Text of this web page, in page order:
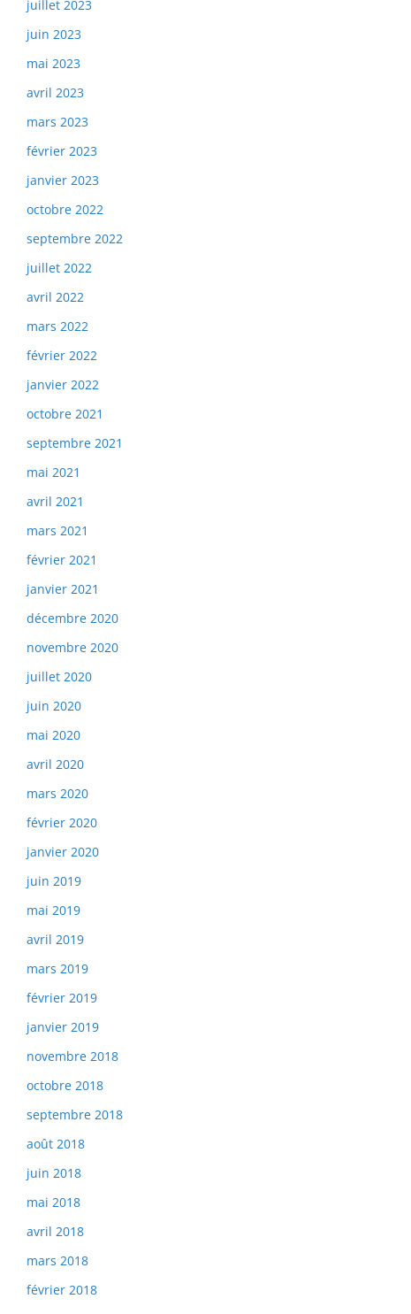
juillet 2023
juin 2023
mai 2023
avril 2023
mars 2023
février 2023
janvier 2023
octobre 2022
septembre 2022
juillet 2022
avril 2022
mars 2022
février 2022
janvier 2022
octobre 2021
septembre 2021
mai 2021
avril 2021
mars 2021
février 2021
janvier 2021
décembre 2020
novembre 2020
juillet 2020
juin 2020
mai 2020
avril 2020
mars 2020
février 2020
janvier 2020
juin 2019
mai 2019
avril 2019
mars 2019
février 2019
janvier 2019
novembre 2018
octobre 2018
septembre 2018
août 2018
juin 2018
mai 2018
avril 2018
mars 2018
février 2018